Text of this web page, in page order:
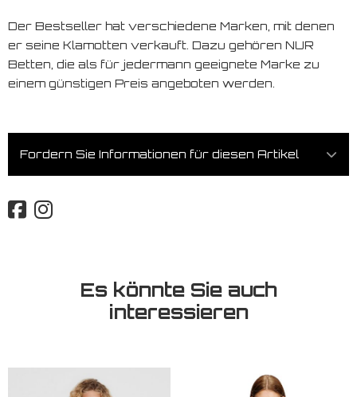
Der Bestseller hat verschiedene Marken, mit denen
er seine Klamotten verkauft. Dazu gehören NUR
Betten, die als für jedermann geeignete Marke zu
einem günstigen Preis angeboten werden.
Fordern Sie Informationen für diesen Artikel
Es könnte Sie auch
interessieren